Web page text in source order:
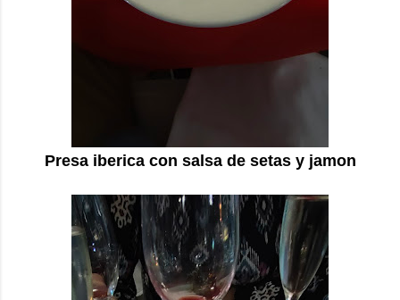
Presa iberica con salsa de setas y jamon